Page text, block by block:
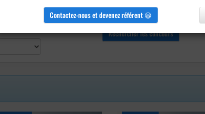
Contactez-nous et devenez référent 😀